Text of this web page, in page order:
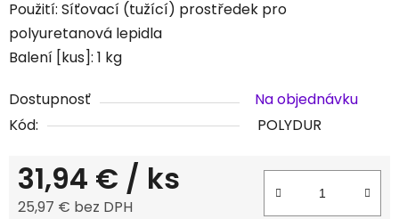
Použití: Síťovací (tužící) prostředek pro
polyuretanová lepidla
Balení [kus]: 1 kg
Dostupnosť
Na objednávku
Kód:
POLYDUR
31,94 € / ks
25,97 € bez DPH